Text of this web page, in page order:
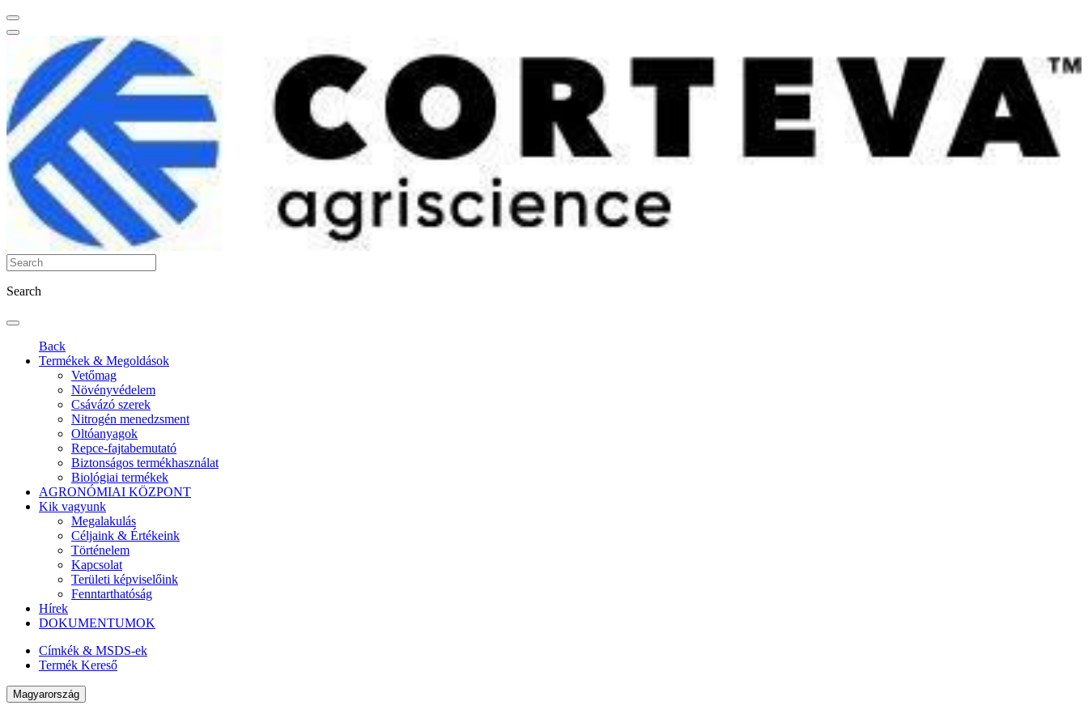
Search
Back
Termékek & Megoldások
Vetőmag
Növényvédelem
Csávázó szerek
Nitrogén menedzsment
Oltóanyagok
Repce-fajtabemutató
Biztonságos termékhasználat
Biológiai termékek
AGRONÓMIAI KÖZPONT
Kik vagyunk
Megalakulás
Céljaink & Értékeink
Történelem
Kapcsolat
Területi képviselőink
Fenntarthatóság
Hírek
DOKUMENTUMOK
Címkék & MSDS-ek
Termék Kereső
Magyarország